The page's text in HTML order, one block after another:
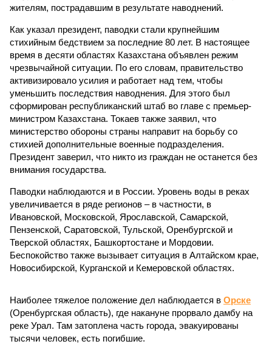
жителям, пострадавшим в результате наводнений.
Как указал президент, паводки стали крупнейшим
стихийным бедствием за последние 80 лет. В настоящее
время в десяти областях Казахстана объявлен режим
чрезвычайной ситуации. По его словам, правительство
активизировало усилия и работает над тем, чтобы
уменьшить последствия наводнения. Для этого был
сформирован республиканский штаб во главе с премьер-
министром Казахстана. Токаев также заявил, что
министерство обороны страны направит на борьбу со
стихией дополнительные военные подразделения.
Президент заверил, что никто из граждан не останется без
внимания государства.
Паводки наблюдаются и в России. Уровень воды в реках
увеличивается в ряде регионов – в частности, в
Ивановской, Московской, Ярославской, Самарской,
Пензенской, Саратовской, Тульской, Оренбургской и
Тверской областях, Башкортостане и Мордовии.
Беспокойство также вызывает ситуация в Алтайском крае,
Новосибирской, Курганской и Кемеровской областях.
Наиболее тяжелое положение дел наблюдается в Орске
(Оренбургская область), где накануне прорвало дамбу на
реке Урал. Там затоплена часть города, эвакуированы
тысячи человек, есть погибшие.